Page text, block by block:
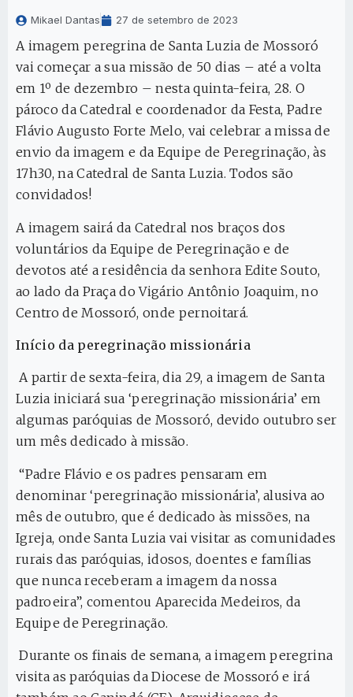
Mikael Dantas 27 de setembro de 2023
A imagem peregrina de Santa Luzia de Mossoró
vai começar a sua missão de 50 dias – até a volta
em 1º de dezembro – nesta quinta-feira, 28. O
pároco da Catedral e coordenador da Festa, Padre
Flávio Augusto Forte Melo, vai celebrar a missa de
envio da imagem e da Equipe de Peregrinação, às
17h30, na Catedral de Santa Luzia. Todos são
convidados!
A imagem sairá da Catedral nos braços dos
voluntários da Equipe de Peregrinação e de
devotos até a residência da senhora Edite Souto,
ao lado da Praça do Vigário Antônio Joaquim, no
Centro de Mossoró, onde pernoitará.
Início da peregrinação missionária
A partir de sexta-feira, dia 29, a imagem de Santa
Luzia iniciará sua ‘peregrinação missionária’ em
algumas paróquias de Mossoró, devido outubro ser
um mês dedicado à missão.
“Padre Flávio e os padres pensaram em
denominar ‘peregrinação missionária’, alusiva ao
mês de outubro, que é dedicado às missões, na
Igreja, onde Santa Luzia vai visitar as comunidades
rurais das paróquias, idosos, doentes e famílias
que nunca receberam a imagem da nossa
padroeira”, comentou Aparecida Medeiros, da
Equipe de Peregrinação.
Durante os finais de semana, a imagem peregrina
visita as paróquias da Diocese de Mossoró e irá